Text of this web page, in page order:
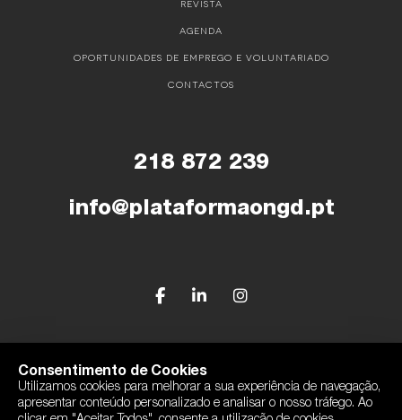
REVISTA
AGENDA
OPORTUNIDADES DE EMPREGO E VOLUNTARIADO
CONTACTOS
218 872 239
info@plataformaongd.pt
Política de Privacidade
Com o apoio de Camões, I.P
Consentimento de Cookies
Utilizamos cookies para melhorar a sua experiência de navegação,
apresentar conteúdo personalizado e analisar o nosso tráfego. Ao